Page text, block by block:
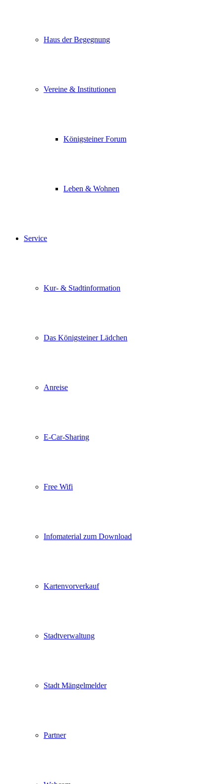
Haus der Begegnung
Vereine & Institutionen
Königsteiner Forum
Leben & Wohnen
Service
Kur- & Stadtinformation
Das Königsteiner Lädchen
Anreise
E-Car-Sharing
Free Wifi
Infomaterial zum Download
Kartenvorverkauf
Stadtverwaltung
Stadt Mängelmelder
Partner